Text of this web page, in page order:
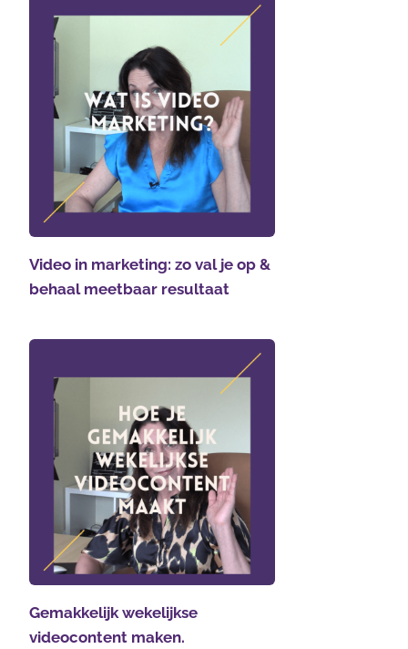
Video in marketing: zo val je op &
behaal meetbaar resultaat
Gemakkelijk wekelijkse
videocontent maken.